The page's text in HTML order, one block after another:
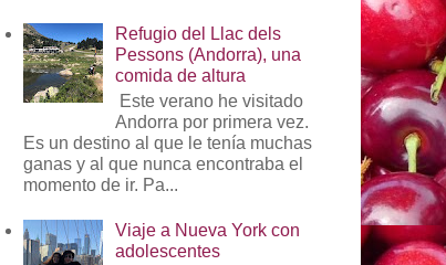
Refugio del Llac dels
Pessons (Andorra), una
comida de altura
Este verano he visitado
Andorra por primera vez.
Es un destino al que le tenía muchas
ganas y al que nunca encontraba el
momento de ir. Pa...
Viaje a Nueva York con
adolescentes